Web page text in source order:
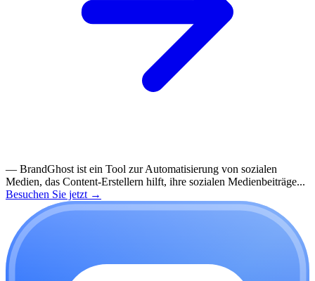
— BrandGhost ist ein Tool zur Automatisierung von sozialen
Medien, das Content-Erstellern hilft, ihre sozialen Medienbeiträge...
Besuchen Sie jetzt →